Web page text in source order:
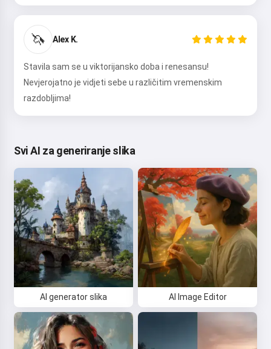
🦄 Alex K.
Stavila sam se u viktorijansko doba i renesansu!
Nevjerojatno je vidjeti sebe u različitim vremenskim
razdobljima!
Svi AI za generiranje slika
AI generator slika AI Image Editor